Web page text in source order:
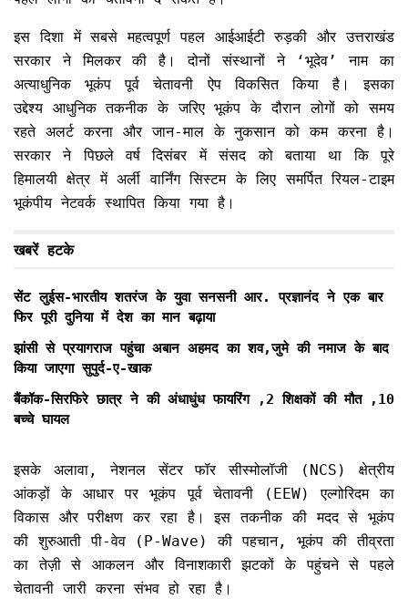
इस दिशा में सबसे महत्वपूर्ण पहल आईआईटी रुड़की और उत्तराखंड
सरकार ने मिलकर की है। दोनों संस्थानों ने ‘भूदेव’ नाम का
अत्याधुनिक भूकंप पूर्व चेतावनी ऐप विकसित किया है। इसका
उद्देश्य आधुनिक तकनीक के जरिए भूकंप के दौरान लोगों को समय
रहते अलर्ट करना और जान-माल के नुकसान को कम करना है।
सरकार ने पिछले वर्ष दिसंबर में संसद को बताया था कि पूरे
हिमालयी क्षेत्र में अर्ली वार्निंग सिस्टम के लिए समर्पित रियल-टाइम
भूकंपीय नेटवर्क स्थापित किया गया है।
खबरें हटके
सेंट लुईस-भारतीय शतरंज के युवा सनसनी आर. प्रज्ञानंद ने एक बार
फिर पूरी दुनिया में देश का मान बढ़ाया
झांसी से प्रयागराज पहुंचा अबान अहमद का शव,जुमे की नमाज के बाद
किया जाएगा सुपुर्द-ए-खाक
बैंकॉक-सिरफिरे छात्र ने की अंधाधुंध फायरिंग ,2 शिक्षकों की मौत ,10
बच्चे घायल
इसके अलावा, नेशनल सेंटर फॉर सीस्मोलॉजी (NCS) क्षेत्रीय
आंकड़ों के आधार पर भूकंप पूर्व चेतावनी (EEW) एल्गोरिदम का
विकास और परीक्षण कर रहा है। इस तकनीक की मदद से भूकंप
की शुरुआती पी-वेव (P-Wave) की पहचान, भूकंप की तीव्रता
का तेज़ी से आकलन और विनाशकारी झटकों के पहुंचने से पहले
चेतावनी जारी करना संभव हो रहा है।